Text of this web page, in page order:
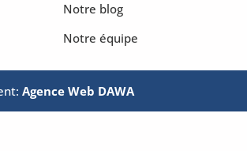
Notre blog
Notre équipe
Agence Web DAWA